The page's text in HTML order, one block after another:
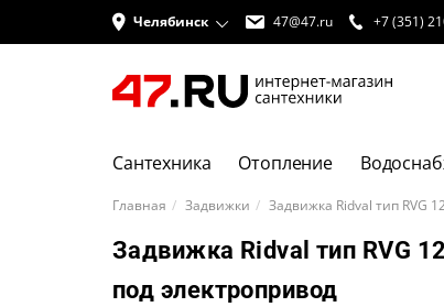
Челябинск 47@47.ru +7 (351)
Сантехника Отопление
Главная Задвижки Задвижка Ridval тип RVG
Задвижка Ridval тип RVG
под электропривод